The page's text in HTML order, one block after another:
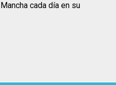
cada día en su